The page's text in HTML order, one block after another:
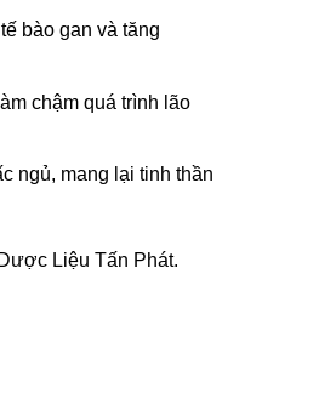
bào gan và tăng
chậm quá trình lão
ngủ, mang lại tinh thần
Liệu Tấn Phát.